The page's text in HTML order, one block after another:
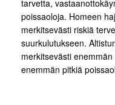
tarvetta,
poissaoloja. Homeen
merkitsevästi riskiä
suurkulutukseen.
merkitsevästi
enemmän pitkiä